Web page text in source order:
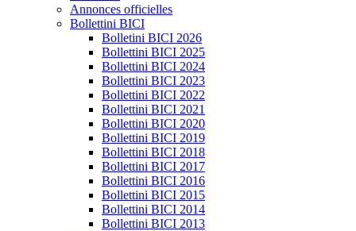
Annonces officielles
Bollettini BICI
Bolletini BICI 2026
Bollettini BICI 2025
Bollettini BICI 2024
Bollettini BICI 2023
Bollettini BICI 2022
Bollettini BICI 2021
Bollettini BICI 2020
Bollettini BICI 2019
Bollettini BICI 2018
Bollettini BICI 2017
Bollettini BICI 2016
Bollettini BICI 2015
Bollettini BICI 2014
Bollettini BICI 2013